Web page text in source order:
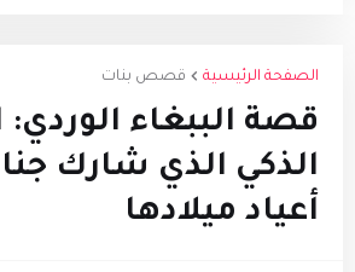
الصفحة الرئيسية قصص بنات
​قصة الببغاء الوردي:
الذكي الذي شارك
أعياد ميلادها